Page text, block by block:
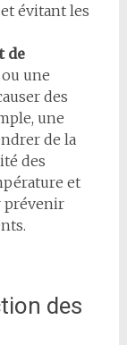
évitant les
de
une
des
une
de la
des
et
prévenir
des